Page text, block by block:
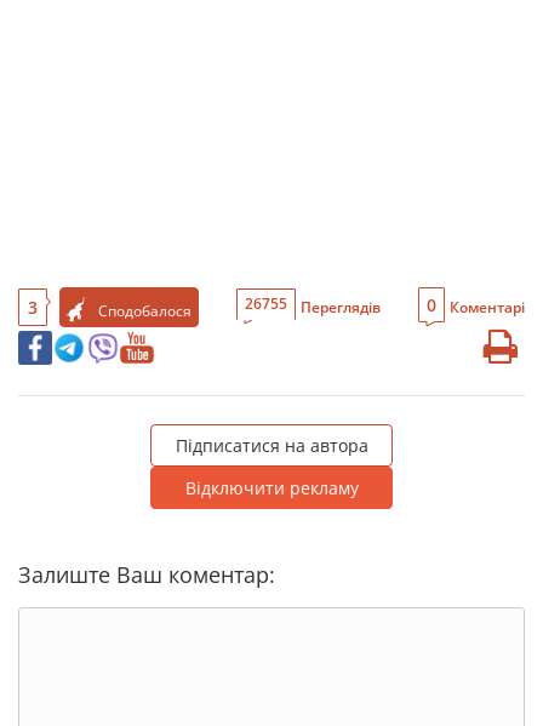
3 Сподобалося 26755 Переглядів 0 Коментарі
Підписатися на автора
Відключити рекламу
Залиште Ваш коментар: